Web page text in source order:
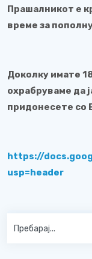
Прашалникот е
време за
Доколку имате
охрабруваме да
придонесете со
https://
usp=header